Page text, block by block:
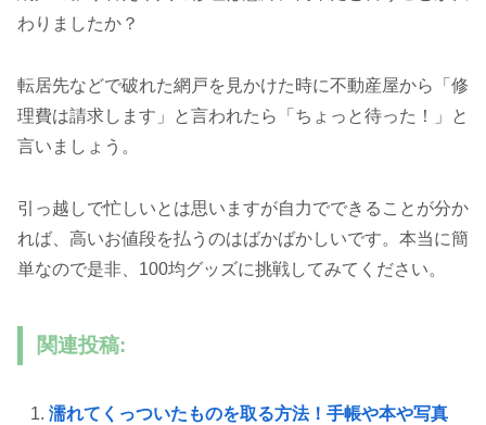
わりましたか？
転居先などで破れた網戸を見かけた時に不動産屋から「修
理費は請求します」と言われたら「ちょっと待った！」と
言いましょう。
引っ越しで忙しいとは思いますが自力でできることが分か
れば、高いお値段を払うのはばかばかしいです。本当に簡
単なので是非、100均グッズに挑戦してみてください。
関連投稿:
濡れてくっついたものを取る方法！手帳や本や写真